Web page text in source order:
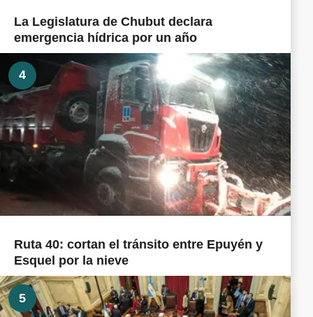
La Legislatura de Chubut declara
emergencia hídrica por un año
4
Ruta 40: cortan el tránsito entre Epuyén y
Esquel por la nieve
5